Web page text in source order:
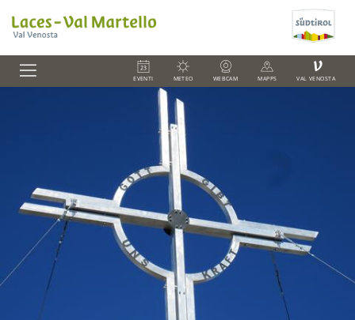
EVENTI METEO WEBCAM MAPPS
V
VAL VENOSTA